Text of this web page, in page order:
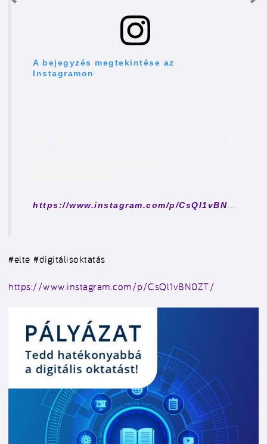
A bejegyzés megtekintése az
Instagramon
https://www.instagram.com/p/CsQl1vBN0ZT/
#elte #digitálisoktatás
https://www.instagram.com/p/CsQl1vBN0ZT/